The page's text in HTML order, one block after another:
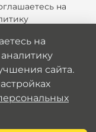
на
браузера.
на
сайта.